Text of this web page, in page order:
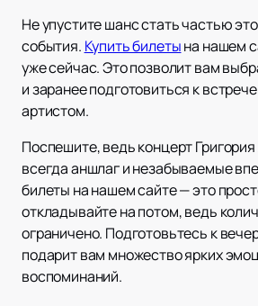
Не упустите шанс стать частью
события. Купить билетына нашем
уже сейчас. Это позволит вам
и заранее подготовиться к
артистом.
Поспешите, ведь концерт
всегда аншлаг и незабываемые
билеты на нашем сайте — это
откладывайте на потом, ведь
ограничено. Подготовьтесь к
подарит вам множество ярких
воспоминаний.